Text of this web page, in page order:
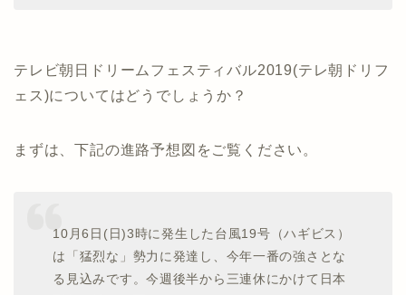
テレビ朝日ドリームフェスティバル2019(テレ朝ドリフ
ェス)についてはどうでしょうか？
まずは、下記の進路予想図をご覧ください。
10月6日(日)3時に発生した台風19号（ハギビス）
は「猛烈な」勢力に発達し、今年一番の強さとな
る見込みです。今週後半から三連休にかけて日本